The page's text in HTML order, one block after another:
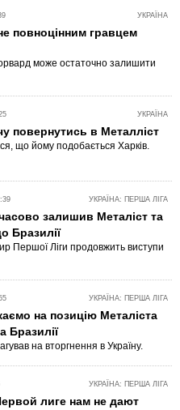
УКРАЇНА
повноцінним гравцем
може остаточно залишити
УКРАЇНА
повернутись в Металліст
що йому подобається Харків.
УКРАЇНА: ПЕРША ЛІГА
залишив Металіст та
Бразилії
Першої Ліги продовжить виступи
УКРАЇНА: ПЕРША ЛІГА
на позицію Металіста
Бразилії
на вторгнення в Україну.
УКРАЇНА: ПЕРША ЛІГА
лиге нам не дают